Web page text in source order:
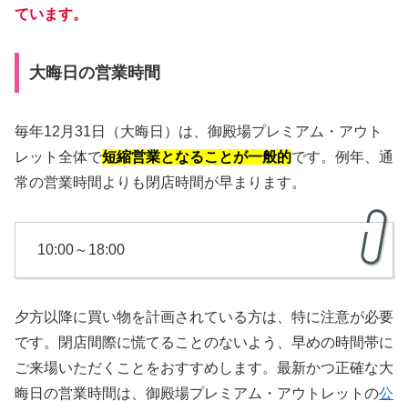
ています。
大晦日の営業時間
毎年12月31日（大晦日）は、御殿場プレミアム・アウト
レット全体で短縮営業となることが一般的です。例年、通
常の営業時間よりも閉店時間が早まります。
10:00～18:00
夕方以降に買い物を計画されている方は、特に注意が必要
です。閉店間際に慌てることのないよう、早めの時間帯に
ご来場いただくことをおすすめします。最新かつ正確な大
晦日の営業時間は、御殿場プレミアム・アウトレットの公